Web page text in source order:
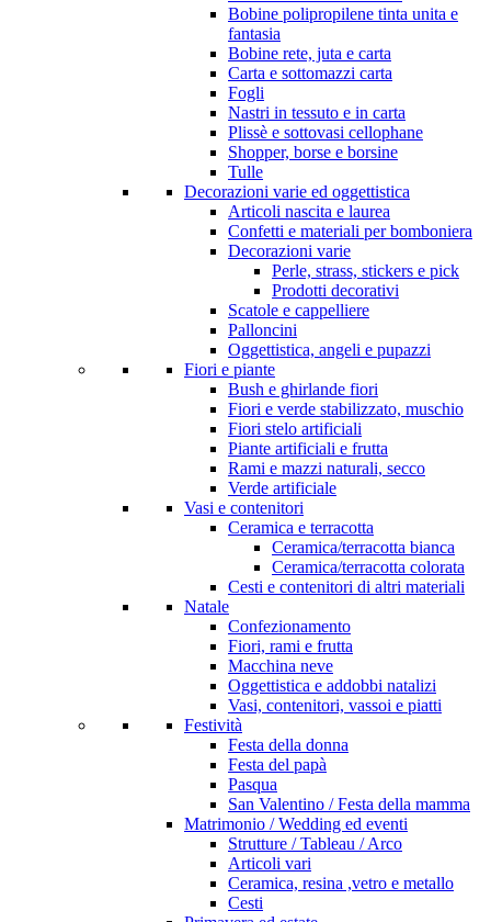
Bobine polipropilene tinta unita e
fantasia
Bobine rete, juta e carta
Carta e sottomazzi carta
Fogli
Nastri in tessuto e in carta
Plissè e sottovasi cellophane
Shopper, borse e borsine
Tulle
Decorazioni varie ed oggettistica
Articoli nascita e laurea
Confetti e materiali per bomboniera
Decorazioni varie
Perle, strass, stickers e pick
Prodotti decorativi
Scatole e cappelliere
Palloncini
Oggettistica, angeli e pupazzi
Fiori e piante
Bush e ghirlande fiori
Fiori e verde stabilizzato, muschio
Fiori stelo artificiali
Piante artificiali e frutta
Rami e mazzi naturali, secco
Verde artificiale
Vasi e contenitori
Ceramica e terracotta
Ceramica/terracotta bianca
Ceramica/terracotta colorata
Cesti e contenitori di altri materiali
Natale
Confezionamento
Fiori, rami e frutta
Macchina neve
Oggettistica e addobbi natalizi
Vasi, contenitori, vassoi e piatti
Festività
Festa della donna
Festa del papà
Pasqua
San Valentino / Festa della mamma
Matrimonio / Wedding ed eventi
Strutture / Tableau / Arco
Articoli vari
Ceramica, resina ,vetro e metallo
Cesti